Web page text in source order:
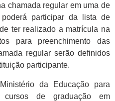
chamada regular em uma de
participar da lista de
terrealizado a matrícula na
para preenchimento das
regular serão definidos
participante.
da Educação para
de graduação em